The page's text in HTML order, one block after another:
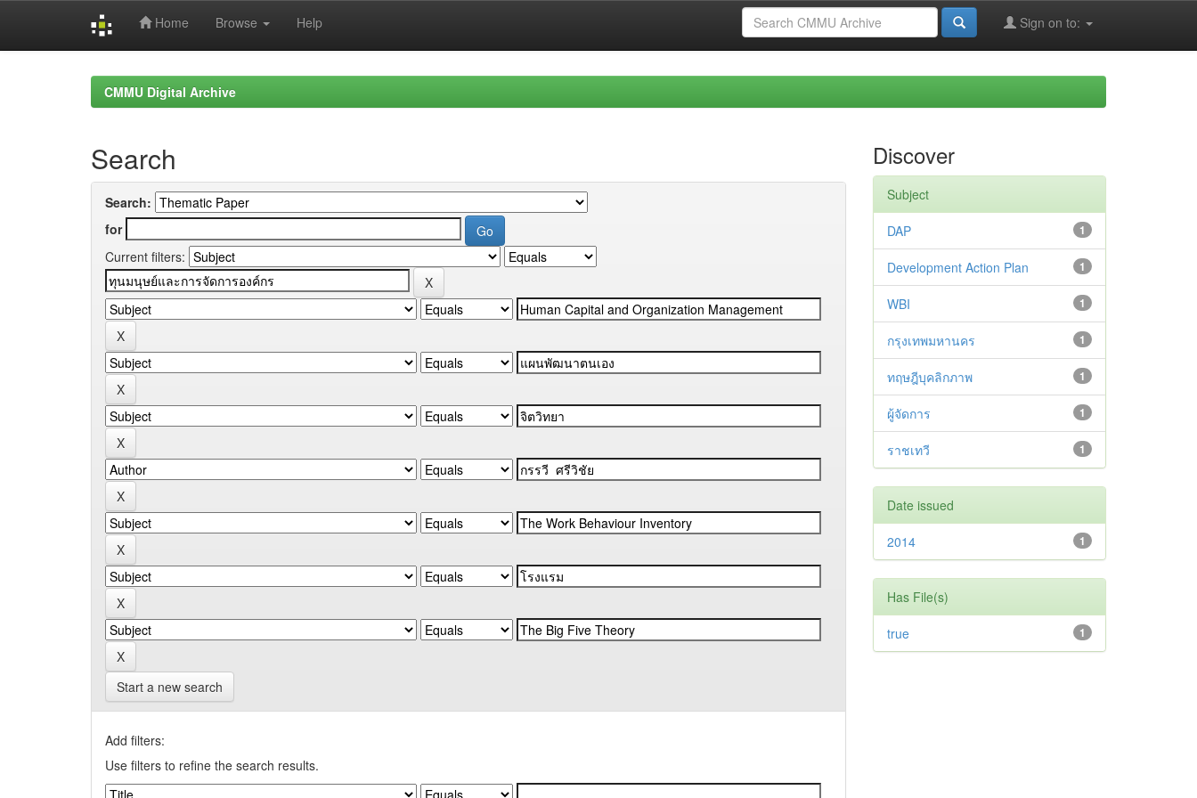
Home Browse Help Sign on to:
CMMU Digital Archive
Search
Search:
for
Current filters:
Start a new search
Add filters:
Use filters to refine the search results.
Discover
Subject
1
DAP
1
Development Action Plan
1
WBI
1
กรุงเทพมหานคร
1
ทฤษฎีบุคลิกภาพ
1
ผู้จัดการ
1
ราชเทวี
Date issued
1
2014
Has File(s)
1
true